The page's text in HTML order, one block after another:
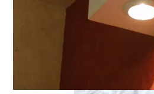
Отличия Декора
Ежа Сборная –